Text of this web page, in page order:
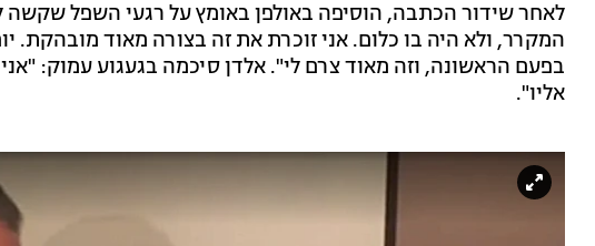
לאחר שידור הכתבה, הוסיפה באולפן באומץ על רגעי השפל
המקרר, ולא היה בו כלום. אני זוכרת את זה בצורה מאוד מובהקת.
בפעם הראשונה, וזה מאוד צרם לי". אלדן סיכמה בגעגוע עמוק:
אליו".